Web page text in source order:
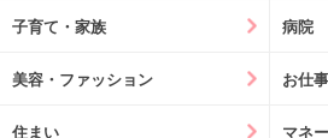
子育て・家族 病院
美容・ファッション お仕事
住まい マネー